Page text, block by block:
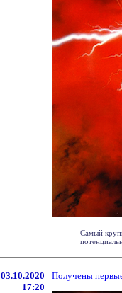
Самый
03.10.2020
17:20
Получены